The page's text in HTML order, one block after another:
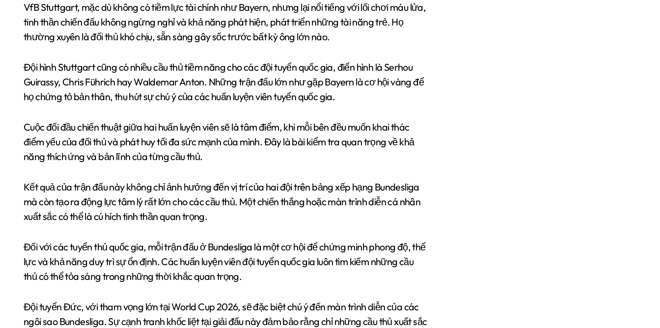
VfB Stuttgart, mặc dù không có tiềm lực tài chính như Bayern, nhưng lại nổi tiếng với lối chơi máu lửa,
tinh thần chiến đấu không ngừng nghỉ và khả năng phát hiện, phát triển những tài năng trẻ. Họ
thường xuyên là đối thủ khó chịu, sẵn sàng gây sốc trước bất kỳ ông lớn nào.
Đội hình Stuttgart cũng có nhiều cầu thủ tiềm năng cho các đội tuyển quốc gia, điển hình là Serhou
Guirassy, Chris Führich hay Waldemar Anton. Những trận đấu lớn như gặp Bayern là cơ hội vàng để
họ chứng tỏ bản thân, thu hút sự chú ý của các huấn luyện viên tuyển quốc gia.
Cuộc đối đầu chiến thuật giữa hai huấn luyện viên sẽ là tâm điểm, khi mỗi bên đều muốn khai thác
điểm yếu của đối thủ và phát huy tối đa sức mạnh của mình. Đây là bài kiểm tra quan trọng về khả
năng thích ứng và bản lĩnh của từng cầu thủ.
Kết quả của trận đấu này không chỉ ảnh hưởng đến vị trí của hai đội trên bảng xếp hạng Bundesliga
mà còn tạo ra động lực tâm lý rất lớn cho các cầu thủ. Một chiến thắng hoặc màn trình diễn cá nhân
xuất sắc có thể là cú hích tinh thần quan trọng.
Đối với các tuyển thủ quốc gia, mỗi trận đấu ở Bundesliga là một cơ hội để chứng minh phong độ, thể
lực và khả năng duy trì sự ổn định. Các huấn luyện viên đội tuyển quốc gia luôn tìm kiếm những cầu
thủ có thể tỏa sáng trong những thời khắc quan trọng.
Đội tuyển Đức, với tham vọng lớn tại World Cup 2026, sẽ đặc biệt chú ý đến màn trình diễn của các
ngôi sao Bundesliga. Sự cạnh tranh khốc liệt tại giải đấu này đảm bảo rằng chỉ những cầu thủ xuất sắc